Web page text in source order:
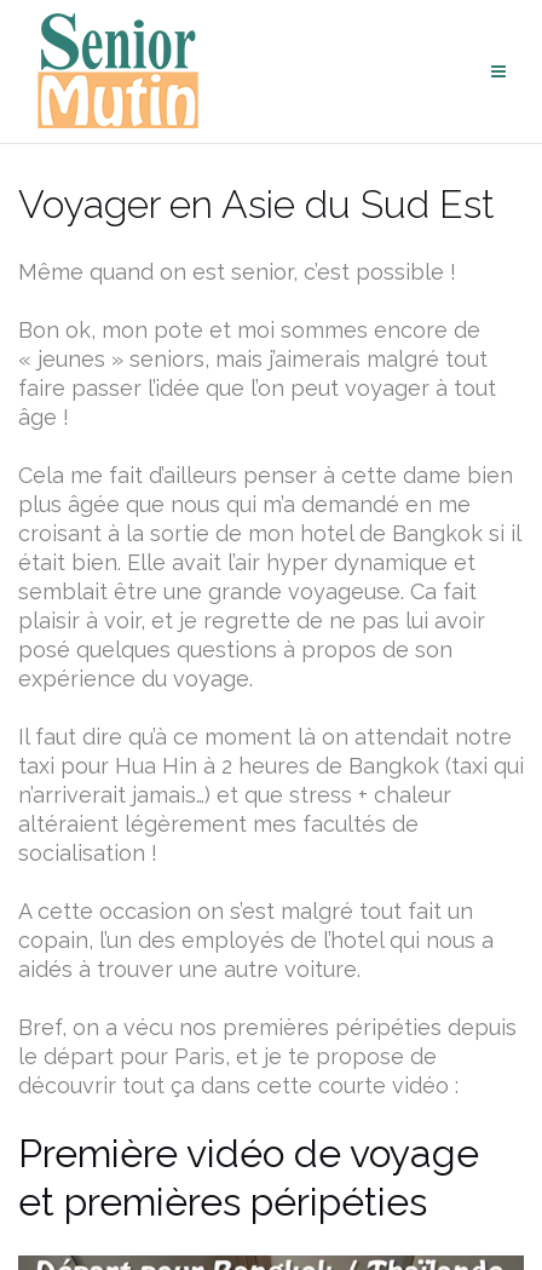
contenu
Voyager en Asie du Sud Est
Même quand on est senior, c’est possible !
Bon ok, mon pote et moi sommes encore de
« jeunes » seniors, mais j’aimerais malgré tout
faire passer l’idée que l’on peut voyager à tout
âge !
Cela me fait d’ailleurs penser à cette dame bien
plus âgée que nous qui m’a demandé en me
croisant à la sortie de mon hotel de Bangkok si il
était bien. Elle avait l’air hyper dynamique et
semblait être une grande voyageuse. Ca fait
plaisir à voir, et je regrette de ne pas lui avoir
posé quelques questions à propos de son
expérience du voyage.
Il faut dire qu’à ce moment là on attendait notre
taxi pour Hua Hin à 2 heures de Bangkok (taxi qui
n’arriverait jamais…) et que stress + chaleur
altéraient légèrement mes facultés de
socialisation !
A cette occasion on s’est malgré tout fait un
copain, l’un des employés de l’hotel qui nous a
aidés à trouver une autre voiture.
Bref, on a vécu nos premières péripéties depuis
le départ pour Paris, et je te propose de
découvrir tout ça dans cette courte vidéo :
Première vidéo de voyage
et premières péripéties